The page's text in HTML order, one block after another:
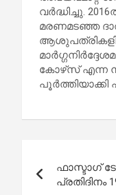
വര്‍ദ്ധിച്ചു.
മരണമടഞ്ഞ
കോഴ്‌സ് എന്ന
ഫാസ്ടാഗ്
പ്രതിദിനം